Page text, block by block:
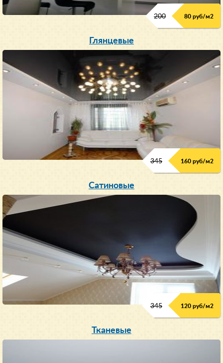
200 80 руб/м2
Глянцевые
345 160 руб/м2
Сатиновые
345 120 руб/м2
Тканевые